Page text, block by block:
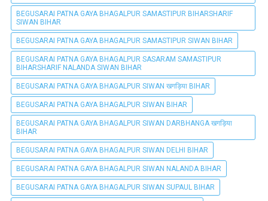
BEGUSARAI PATNA GAYA BHAGALPUR SAMASTIPUR BIHARSHARIF
SIWAN BIHAR
BEGUSARAI PATNA GAYA BHAGALPUR SAMASTIPUR SIWAN BIHAR
BEGUSARAI PATNA GAYA BHAGALPUR SASARAM SAMASTIPUR
BIHARSHARIF NALANDA SIWAN BIHAR
BEGUSARAI PATNA GAYA BHAGALPUR SIWAN खगड़िया BIHAR
BEGUSARAI PATNA GAYA BHAGALPUR SIWAN BIHAR
BEGUSARAI PATNA GAYA BHAGALPUR SIWAN DARBHANGA खगड़िया
BIHAR
BEGUSARAI PATNA GAYA BHAGALPUR SIWAN DELHI BIHAR
BEGUSARAI PATNA GAYA BHAGALPUR SIWAN NALANDA BIHAR
BEGUSARAI PATNA GAYA BHAGALPUR SIWAN SUPAUL BIHAR